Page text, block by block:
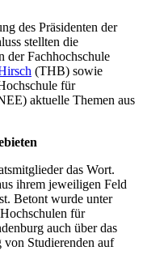
des Präsidenten der
stellten die
der Fachhochschule
(THB) sowie
für
aktuelle Themen aus
das Wort.
ihrem jeweiligen Feld
Betont wurde unter
für
auch über das
von Studierenden auf